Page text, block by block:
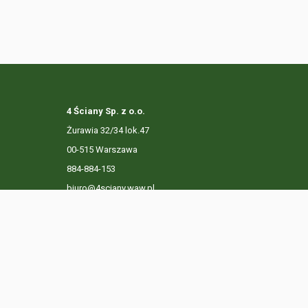
4 Ściany Sp. z o.o.
Żurawia 32/34 lok.47
00-515 Warszawa
884-884-153
biuro@4sciany.waw.pl